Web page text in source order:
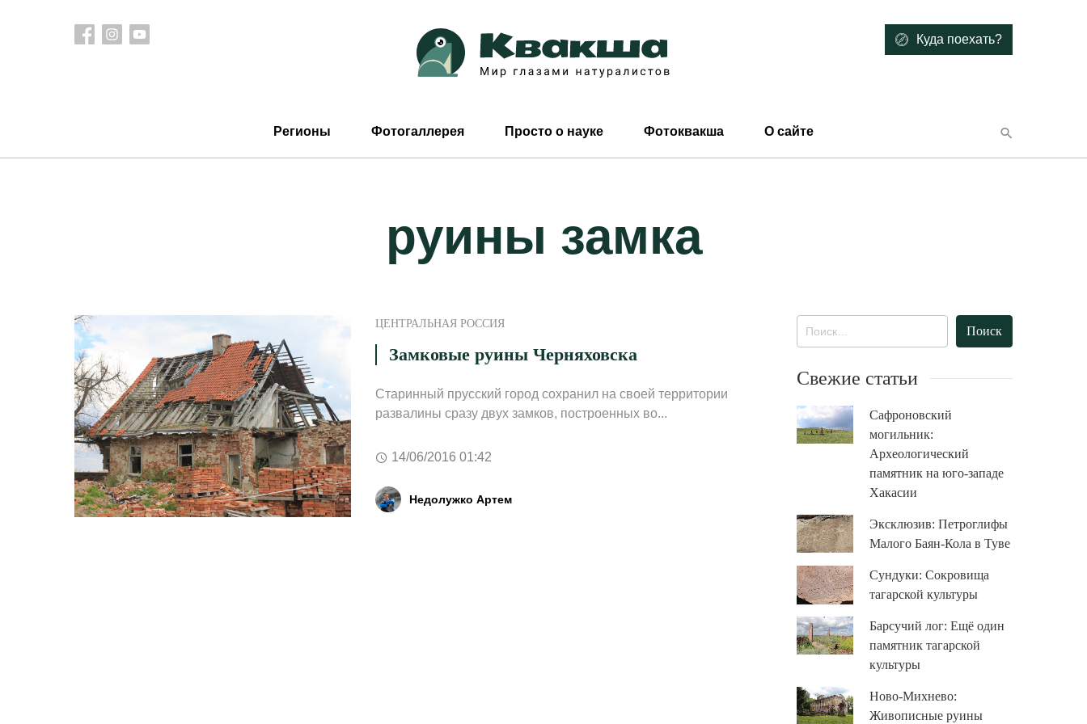
Куда поехать?
Регионы Фотогаллерея Просто о науке Фотоквакша О сайте
руины замка
ЦЕНТРАЛЬНАЯ РОССИЯ
Замковые руины Черняховска
Старинный прусский город сохранил на своей территории
развалины сразу двух замков, построенных во...
14/06/2016 01:42
Недолужко Артем
Свежие статьи
Сафроновский
могильник:
Археологический
памятник на юго-западе
Хакасии
Эксклюзив: Петроглифы
Малого Баян-Кола в Туве
Сундуки: Сокровища
тагарской культуры
Барсучий лог: Ещё один
памятник тагарской
культуры
Ново-Михнево:
Живописные руины